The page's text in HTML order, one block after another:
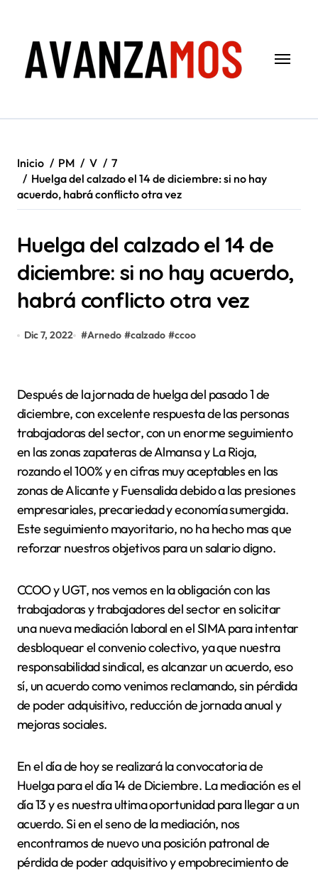
contenido
Inicio PM V
7
Huelga del calzado el 14 de diciembre: si no hay
acuerdo, habrá conflicto otra vez
Huelga del calzado el 14 de
diciembre: si no hay acuerdo,
habrá conflicto otra vez
Dic 7, 2022 #Arnedo #calzado #ccoo
Después de la jornada de huelga del pasado 1 de
diciembre, con excelente respuesta de las personas
trabajadoras del sector, con un enorme seguimiento
en las zonas zapateras de Almansa y La Rioja,
rozando el 100% y en cifras muy aceptables en las
zonas de Alicante y Fuensalida debido a las presiones
empresariales, precariedad y economía sumergida.
Este seguimiento mayoritario, no ha hecho mas que
reforzar nuestros objetivos para un salario digno.
CCOO y UGT, nos vemos en la obligación con las
trabajadoras y trabajadores del sector en solicitar
una nueva mediación laboral en el SIMA para intentar
desbloquear el convenio colectivo, ya que nuestra
responsabilidad sindical, es alcanzar un acuerdo, eso
sí, un acuerdo como venimos reclamando, sin pérdida
de poder adquisitivo, reducción de jornada anual y
mejoras sociales.
En el día de hoy se realizará la convocatoria de
Huelga para el día 14 de Diciembre. La mediación es el
día 13 y es nuestra ultima oportunidad para llegar a un
acuerdo. Si en el seno de la mediación, nos
encontramos de nuevo una posición patronal de
pérdida de poder adquisitivo y empobrecimiento de